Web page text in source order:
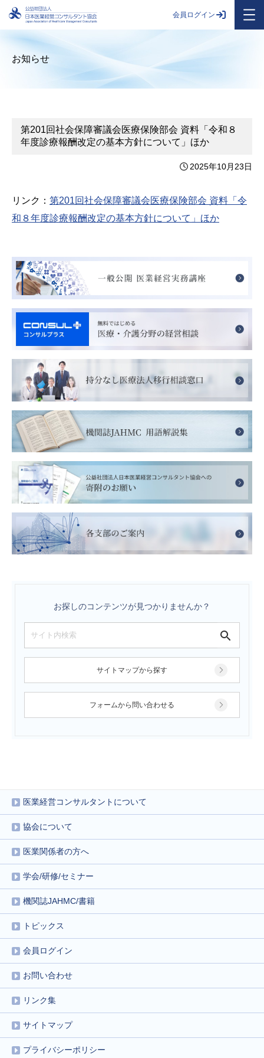
会員ログイン
お知らせ
第201回社会保障審議会医療保険部会 資料「令和８
年度診療報酬改定の基本方針について」ほか
2025年10月23日
リンク： 第201回社会保障審議会医療保険部会 資料「令
和８年度診療報酬改定の基本方針について」ほか
お探しのコンテンツが見つかりませんか？
サイトマップから探す
フォームから問い合わせる
医業経営コンサルタントについて
協会について
医業関係者の方へ
学会/研修/セミナー
機関誌JAHMC/書籍
トピックス
会員ログイン
お問い合わせ
リンク集
サイトマップ
プライバシーポリシー